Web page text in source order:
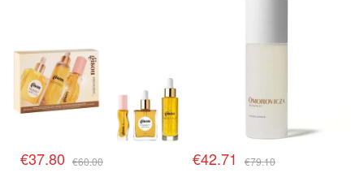
€37.80 €60.00 €42.71 €79.10